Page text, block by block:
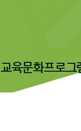
교육문화프로그